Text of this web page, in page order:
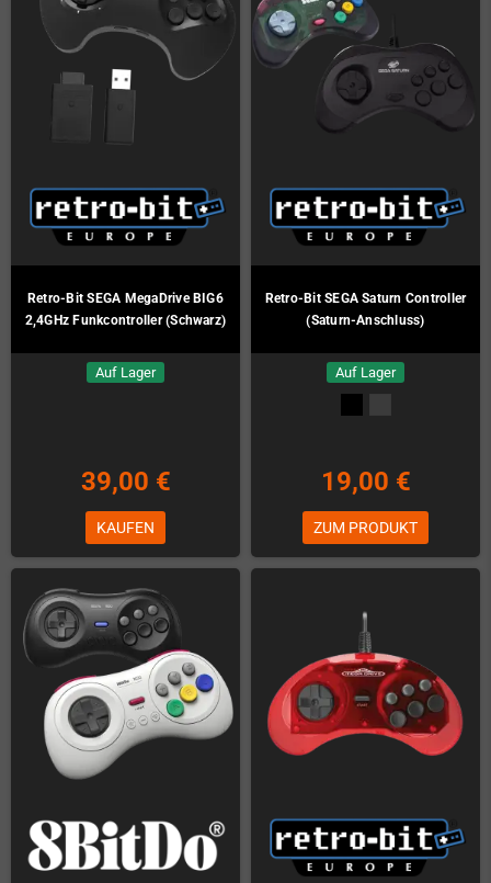
Retro-Bit SEGA MegaDrive BIG6
2,4GHz Funkcontroller (Schwarz)
Auf Lager
39,00 €
KAUFEN
Retro-Bit SEGA Saturn Controller
(Saturn-Anschluss)
Auf Lager
19,00 €
ZUM PRODUKT